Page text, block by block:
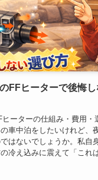
FFヒーターで後悔
ーターの仕組み・費用・
車中泊をしたいけれど、
はないでしょうか。私自
冷え込みに震えて「これ